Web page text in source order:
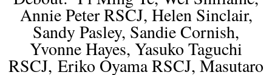
Annie Peter RSCJ, Helen Sinclair,
Sandy Pasley, Sandie Cornish,
Yvonne Hayes, Yasuko Taguchi
RSCJ, Eriko Oyama RSCJ, Masutaro